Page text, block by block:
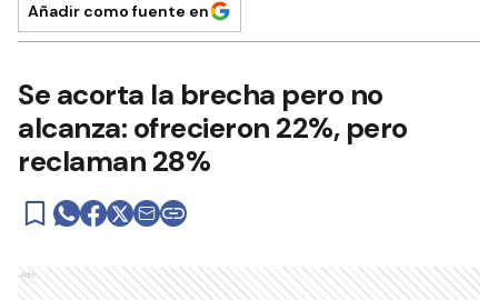
Añadir como fuente en
Se acorta la brecha pero no
alcanza: ofrecieron 22%, pero
reclaman 28%
Ads